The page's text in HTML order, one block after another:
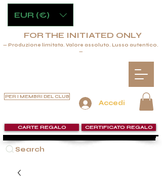
Accedi
PER I MEMBRI DEL CLUB
Search
CARTE REGALO CERTIFICATO REGALO
FOR THE INITIATED ONLY
— Produzione limitata. Valore assoluto. Lusso autentico.
—
EUR (€)